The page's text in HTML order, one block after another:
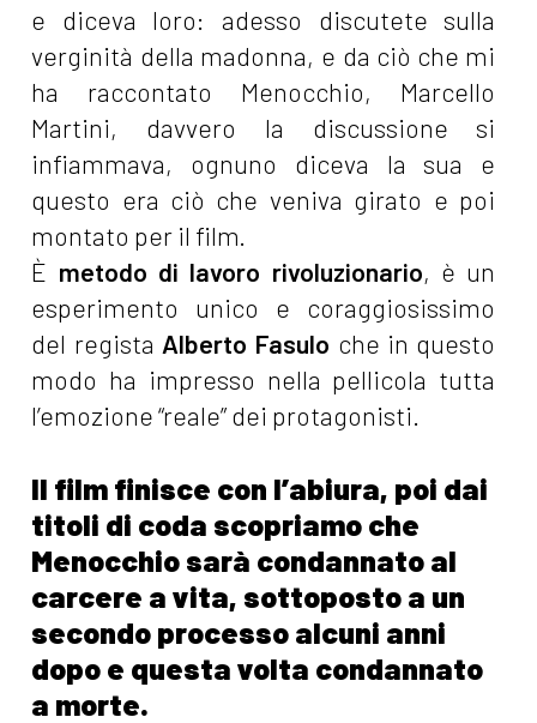
e diceva loro: adesso discutete sulla
verginità della madonna, e da ciò che mi
ha raccontato Menocchio, Marcello
Martini, davvero la discussione si
infiammava, ognuno diceva la sua e
questo era ciò che veniva girato e poi
montato per il film.
È metodo di lavoro rivoluzionario, è un
esperimento unico e coraggiosissimo
del regista Alberto Fasulo che in questo
modo ha impresso nella pellicola tutta
l’emozione “reale” dei protagonisti.
Il film finisce con l’abiura, poi dai
titoli di coda scopriamo che
Menocchio sarà condannato al
carcere a vita, sottoposto a un
secondo processo alcuni anni
dopo e questa volta condannato
a morte.